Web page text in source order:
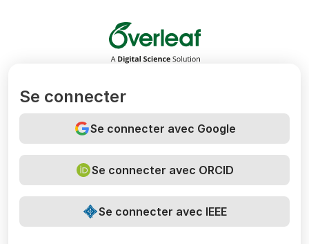
Overleaf
Se connecter
Se connecter avec Google
Se connecter avec ORCID
Se connecter avec IEEE